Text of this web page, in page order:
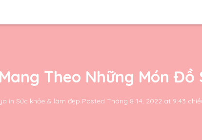
Theo Những Món Đồ
in Sức khỏe & làm đẹp Posted Tháng 8 14, 2022 at 9:43